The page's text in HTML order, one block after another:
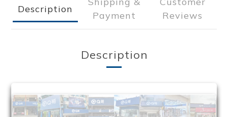
Description
Payment
Reviews
Description